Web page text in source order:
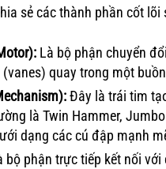
sẻ các thành phần cốt lõi
Là bộ phận chuyển
quay trong một
Đây là trái tim
là Twin Hammer,
dạng các cú đập mạnh
bộ phận trực tiếp kết nối